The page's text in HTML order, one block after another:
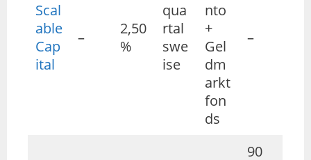
Scal
able
Cap
ital
–
2,50
%
qua
rtal
swe
ise
nto
+
Gel
dm
arkt
fon
ds
–
90